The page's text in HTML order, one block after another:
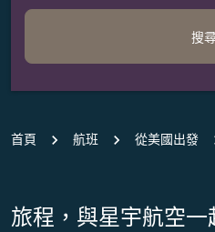
搜
首頁 航班 從美國出發
旅程，與星宇航空一